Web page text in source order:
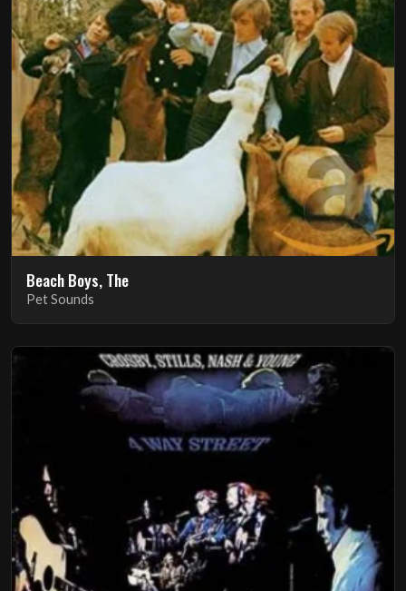
Beach Boys, The
Pet Sounds